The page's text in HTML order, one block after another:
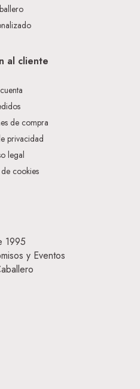
al cliente
de compra
privacidad
legal
cookies
1995
y Eventos